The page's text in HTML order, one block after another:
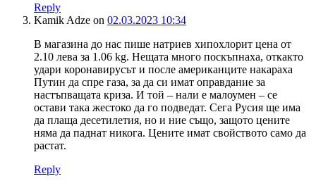
Reply
Kamik Adze on 02.03.2023 10:34
В магазина до нас пише натриев хипохлорит цена от
2.10 лева за 1.06 kg. Нещата много поскъпнаха, откакто
удари коронавирусът и после американците накараха
Путин да спре газа, за да си имат оправдание за
настъпващата криза. И той – нали е малоумен – се
остави така жестоко да го подведат. Сега Русия ще има
да плаща десетилетия, но и ние също, защото цените
няма да паднат никога. Цените имат свойството само да
растат.
Reply